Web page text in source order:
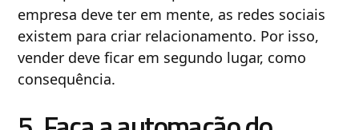
empresa deve ter em mente, as redes sociais
existem para criar relacionamento. Por isso,
vender deve ficar em segundo lugar, como
consequência.